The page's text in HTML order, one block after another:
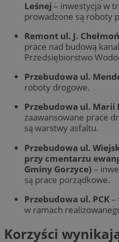
Leśnej – inwestycja w
prowadzone są roboty
Remont ul. J.
prace nad budową
Przedsiębiorstwo
Przebudowa ul.
roboty drogowe.
Przebudowa ul. Marii
zaawansowane prace
są warstwy asfaltu.
Przebudowa ul.
przy cmentarzu
Gminy Gorzyce) –
są prace porządkowe.
Przebudowa ul. PCK–
w ramach
Korzyści